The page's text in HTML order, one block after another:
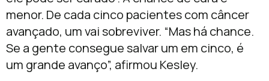
menor. De cada cinco pacientes com câncer
avançado, um vai sobreviver. “Mas há chance.
Se a gente consegue salvar um em cinco, é
um grande avanço”, afirmou Kesley.